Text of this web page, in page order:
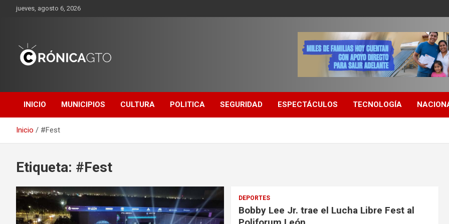
Saltarjueves, agosto 6, 2026
GUANAJUATO
INICIO MUNICIPIOS CULTURA POLITICA SEGURIDAD ESPECTÁCULOS TECNOLOGÍA
Inicio #Fest
Etiqueta: #Fest
DEPORTES
Bobby Lee Jr. trae el Lucha Libre Fest al